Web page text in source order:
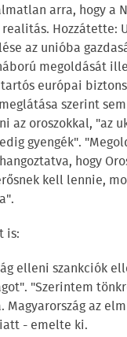
arra, hogy a
Hozzátette:
az unióba
megoldását
európai
szerint
az oroszokkal, "az
gyengék".
hogy
kell lennie,
is:
elleni szankciók
"Szerintem
Magyarország az
- emelte ki.